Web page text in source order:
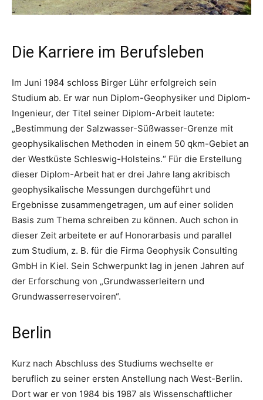
Die Karriere im Berufsleben
Im Juni 1984 schloss Birger Lühr erfolgreich sein
Studium ab. Er war nun Diplom-Geophysiker und Diplom-
Ingenieur, der Titel seiner Diplom-Arbeit lautete:
„Bestimmung der Salzwasser-Süßwasser-Grenze mit
geophysikalischen Methoden in einem 50 qkm-Gebiet an
der Westküste Schleswig-Holsteins.“ Für die Erstellung
dieser Diplom-Arbeit hat er drei Jahre lang akribisch
geophysikalische Messungen durchgeführt und
Ergebnisse zusammengetragen, um auf einer soliden
Basis zum Thema schreiben zu können. Auch schon in
dieser Zeit arbeitete er auf Honorarbasis und parallel
zum Studium, z. B. für die Firma Geophysik Consulting
GmbH in Kiel. Sein Schwerpunkt lag in jenen Jahren auf
der Erforschung von „Grundwasserleitern und
Grundwasserreservoiren“.
Berlin
Kurz nach Abschluss des Studiums wechselte er
beruflich zu seiner ersten Anstellung nach West-Berlin.
Dort war er von 1984 bis 1987 als Wissenschaftlicher